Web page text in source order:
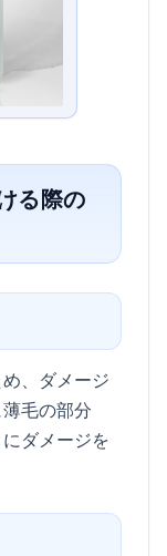
る際の
、ダメージ
毛の部分
ダメージを